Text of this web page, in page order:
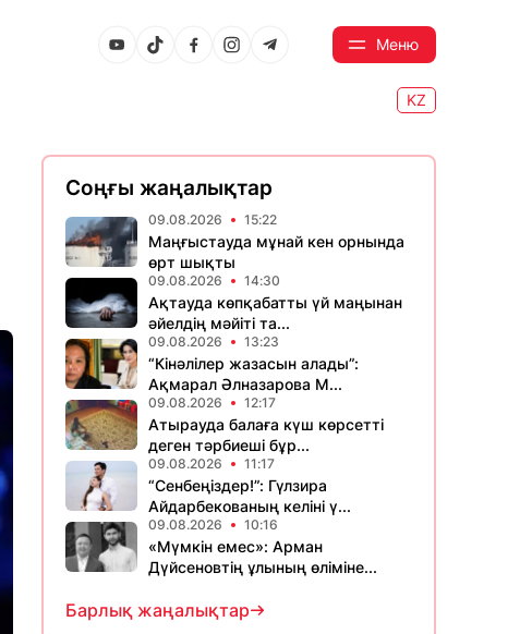
Меню
KZ
Соңғы жаңалықтар
09.08.2026 15:22
Маңғыстауда мұнай кен орнында
өрт шықты
09.08.2026 14:30
Ақтауда көпқабатты үй маңынан
әйелдің мәйіті та...
09.08.2026 13:23
“Кінәлілер жазасын алады”:
Ақмарал Әлназарова М...
09.08.2026 12:17
Атырауда балаға күш көрсетті
деген тәрбиеші бұр...
09.08.2026 11:17
“Сенбеңіздер!”: Гүлзира
Айдарбекованың келіні ү...
09.08.2026 10:16
«Мүмкін емес»: Арман
Дүйсеновтің ұлының өліміне...
Барлық жаңалықтар